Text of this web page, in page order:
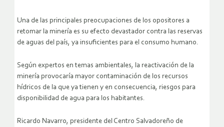
Una de las principales preocupaciones de los opositores a
retomar la minería es su efecto devastador contra las reservas
de aguas del país, ya insuficientes para el consumo humano.
Según expertos en temas ambientales, la reactivación de la
minería provocaría mayor contaminación de los recursos
hídricos de la que ya tienen y en consecuencia, riesgos para
disponibilidad de agua para los habitantes.
Ricardo Navarro, presidente del Centro Salvadoreño de